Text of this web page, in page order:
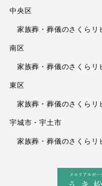
2023年4月
2023年3月
2023年2月
2022年11月
2022年10月
2022年9月
中央区
家族葬・葬儀のさくらリ
南区
家族葬・葬儀のさくらリ
東区
家族葬・葬儀のさくらリ
宇城市・宇土市
家族葬・葬儀のさくらリ